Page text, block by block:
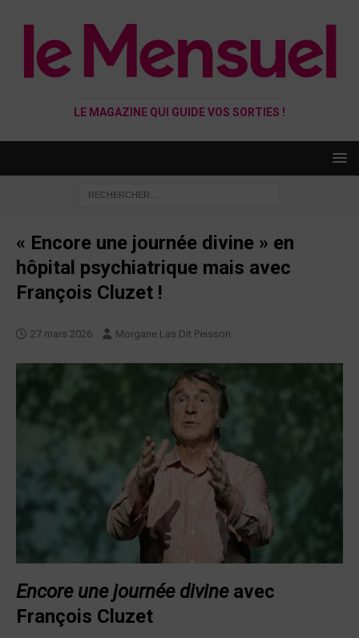
LE MAGAZINE QUI GUIDE VOS SORTIES !
« Encore une journée divine » en
hôpital psychiatrique mais avec
François Cluzet !
27 mars 2026 Morgane Las Dit Peisson
Encore une journée divineavec
François Cluzet